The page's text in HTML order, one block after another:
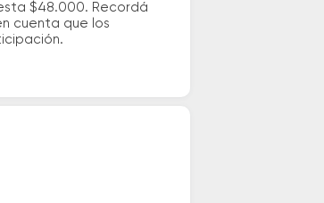
$48.000. Recordá
cuenta que los